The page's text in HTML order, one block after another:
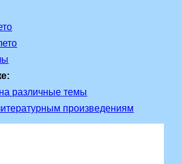
различные темы
произведениям